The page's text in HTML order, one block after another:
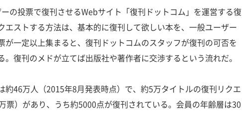
の投票で復刊させるWebサイト「復刊ドットコム」を運営する復
エストする方法は、基本的に復刊して欲しい本を、一般ユーザー
が一定以上集まると、復刊ドットコムのスタッフが復刊の可否を
。復刊のメドが立てば出版社や著作者に交渉するという流れだ。
46万人（2015年8月発表時点）で、約5万タイトルの復刊リクエ
票）があり、うち約5000点が復刊されている。会員の年齢層は30